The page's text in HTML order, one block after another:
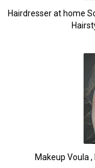
Hairdresser at home
Makeup Voula